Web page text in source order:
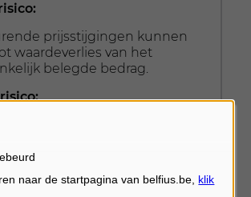
prijsstijgingen kunnen
waardeverlies van het
belegde bedrag.
van de
Belfius
is het mogelijk dat uw
kapitaal en/of uw rente niet of
wordt terugbetaald. De